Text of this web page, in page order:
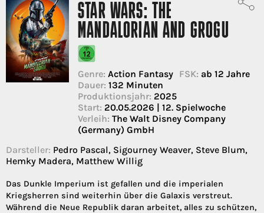
STAR WARS: THE
MANDALORIAN AND GROGU
Genre: Action Fantasy FSK: ab 12 Jahre
Dauer: 132 Minuten
Produktionsjahr: 2025
Start: 20.05.2026 | 12. Spielwoche
Verleih: The Walt Disney Company
(Germany) GmbH
Darsteller: Pedro Pascal, Sigourney Weaver, Steve Blum,
Hemky Madera, Matthew Willig
Das Dunkle Imperium ist gefallen und die imperialen
Kriegsherren sind weiterhin über die Galaxis verstreut.
Während die Neue Republik daran arbeitet, alles zu schützen,